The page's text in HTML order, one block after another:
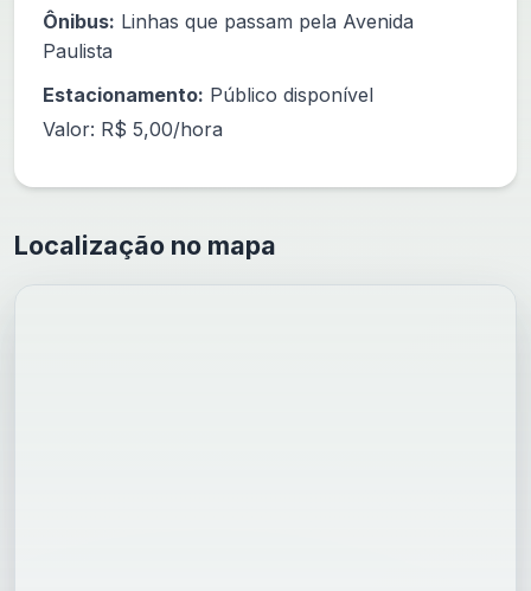
Ônibus: Linhas que passam pela Avenida
Paulista
Estacionamento: Público disponível
Valor: R$ 5,00/hora
Localização no mapa